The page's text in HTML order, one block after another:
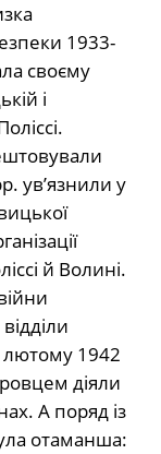
1933-
своєму
і
ув’язнили у
й Волині.
лютому 1942
діяли
А поряд із
отаманша: